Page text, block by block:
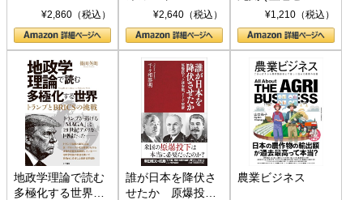
¥2,860（税込） ¥2,640（税込）
ト S 039)¥1,210（税込）
地政学理論で読む
多極化する世界：
誰が日本を降伏さ
せたか 原爆投
農業ビジネス